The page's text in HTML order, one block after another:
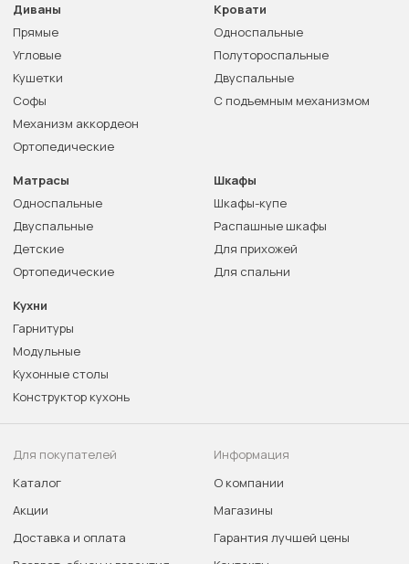
Диваны
Прямые
Угловые
Кушетки
Софы
Механизм аккордеон
Ортопедические
Кровати
Односпальные
Полутороспальные
Двуспальные
С подъемным механизмом
Матрасы
Односпальные
Двуспальные
Детские
Ортопедические
Шкафы
Шкафы-купе
Распашные шкафы
Для прихожей
Для спальни
Кухни
Гарнитуры
Модульные
Кухонные столы
Конструктор кухонь
Для покупателей
Каталог
Акции
Доставка и оплата
Информация
О компании
Магазины
Гарантия лучшей цены